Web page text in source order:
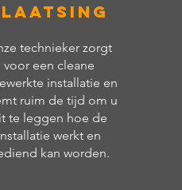
technieker zorgt
voor een cleane
installatie en
ruim de tijd om u
te leggen hoe de
werkt en
kan worden.